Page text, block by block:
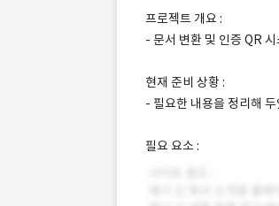
프로젝트 개요 :
- 문서 변환 및 인증 QR
현재 준비 상황 :
- 필요한 내용을 정리해
필요 요소 :